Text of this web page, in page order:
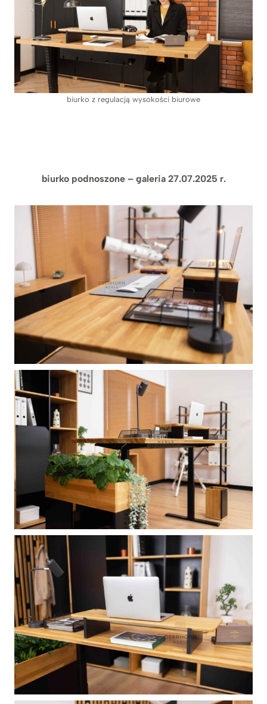
biurko z regulacją wysokości biurowe
biurko podnoszone – galeria 27.07.2025 r.